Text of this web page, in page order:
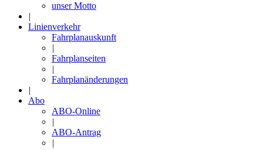
unser Motto
|
Linienverkehr
Fahrplanauskunft
|
Fahrplanseiten
|
Fahrplanänderungen
|
Abo
ABO-Online
|
ABO-Antrag
|